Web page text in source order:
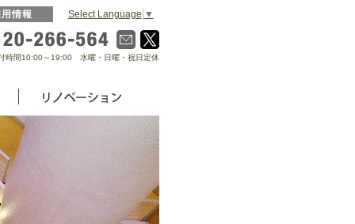
情報 Select Language ▼
0120-266-564
時間10:00～19:00 水曜・日曜・祝日定休